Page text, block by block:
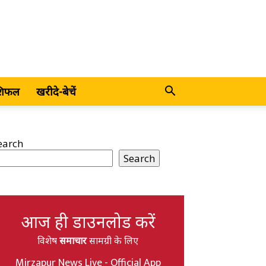
खरीदे-बेचें
Search
आज ही डाउनलोड करें
विशेषसमाचारसामग्री के लिए